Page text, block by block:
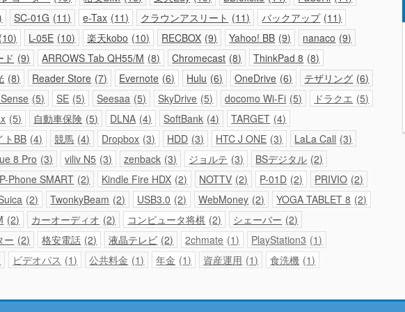
SC-01G 11 e-Tax 11 クラウンアスリート 11 バックアップ 11
10 L-05E 10 楽天kobo 10 RECBOX 9 Yahoo! BB 9 nanaco 9
ド 9 ARROWS Tab QH55/M 8 Chromecast 8 ThinkPad 8 8
8 Reader Store 7 Evernote 6 Hulu 6 OneDrive 6 テザリング 6
5 SE 5 Seesaa 5 SkyDrive 5 docomo Wi-Fi 5 ドラクエ 5
5 自動車保険 5 DLNA 4 SoftBank 4 TARGET 4
トBB 4 競馬 4 Dropbox 3 HDD 3 HTC J ONE 3 LaLa Call 3
8 Pro 3 viliv N5 3 zenback 3 ジョルテ 3 BSデジタル 2
Phone SMART 2 Kindle Fire HDX 2 NOTTV 2 P-01D 2 PRIVIO 2
2 TwonkyBeam 2 USB3.0 2 WebMoney 2 YOGA TABLET 8 2
2 カーオーディオ 2 コンピュータ将棋 2 シェーバー 2
ー 2 格安電話 2 液晶テレビ 2 2chmate 1 PlayStation3 1
ビデオパス 1 公共料金 1 年金 1 資産運用 1 食洗機 1